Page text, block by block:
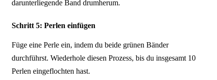
darunterliegende Band drumherum.
Schritt 5: Perlen einfügen
Füge eine Perle ein, indem du beide grünen Bänder
durchführst. Wiederhole diesen Prozess, bis du insgesamt 10
Perlen eingeflochten hast.